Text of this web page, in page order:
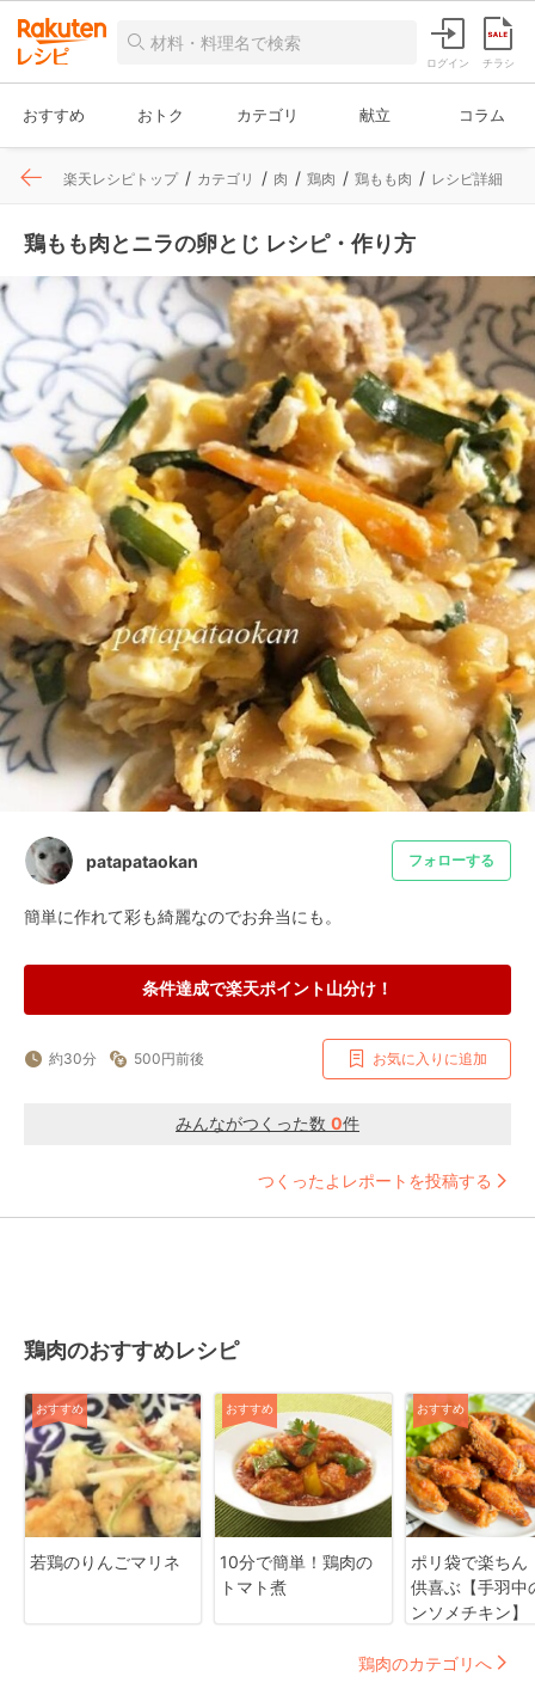
ログイン チラシ
おすすめ おトク カテゴリ 献立 コラム
楽天レシピトップ カテゴリ 肉 鶏肉 鶏もも肉 レシピ詳細
鶏もも肉とニラの卵とじ レシピ・作り方
patapataokan フォローする
簡単に作れて彩も綺麗なのでお弁当にも。
条件達成で楽天ポイント山分け！
約30分 500円前後 お気に入りに追加
みんながつくった数 0件
つくったよレポートを投稿する
鶏肉のおすすめレシピ
おすすめ
若鶏のりんごマリネ
おすすめ
10分で簡単！鶏肉の
トマト煮
おすすめ
ポリ袋で楽ちん
供喜ぶ【手羽中
ンソメチキン】
鶏肉のカテゴリへ